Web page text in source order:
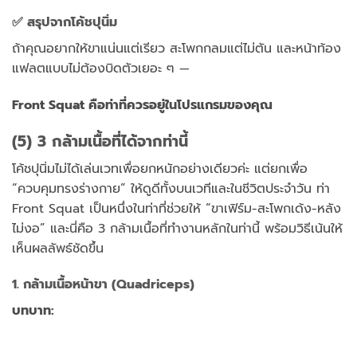
✅ สรุปจากโค้ชปุนิ่ม
ถ้าคุณอยากให้ขาแน่นแต่เรียว สะโพกกลมแต่ไม่ตัน และหน้าท้อง
แฟลตแบบไม่ต้องบิดตัวเยอะ ๆ —
Front Squat คือท่าที่ควรอยู่ในโปรแกรมของคุณ
(5) 3 กล้ามเนื้อที่ได้จากท่านี้
โค้ชปุนิ่มไม่ได้เล่นเวทเพื่อยกหนักอย่างเดียวค่ะ แต่ยกเพื่อ
“ควบคุมทรงร่างกาย” ให้ดูดีทั้งบนเวทีและในชีวิตประจำวัน ท่า
Front Squat เป็นหนึ่งในท่าที่ช่วยให้ “ขาเฟิร์ม-สะโพกเด้ง-หลัง
ไม่งอ” และนี่คือ 3 กล้ามเนื้อที่ทำงานหลักในท่านี้ พร้อมวิธีเน้นให้
เห็นผลลัพธ์ชัดขึ้น
1. กล้ามเนื้อหน้าขา (Quadriceps)
บทบาท: